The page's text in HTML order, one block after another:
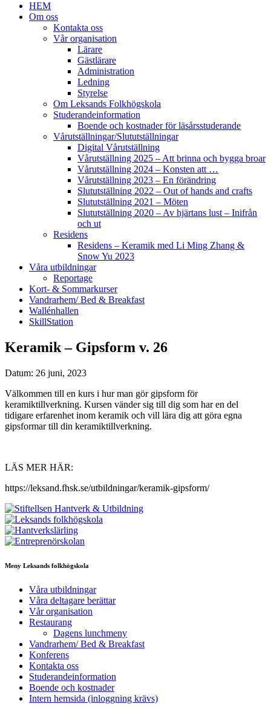
HEM
Om oss
Kontakta oss
Vår organisation
Lärare
Gästlärare
Administration
Ledning
Styrelse
Om Leksands Folkhögskola
Studerandeinformation
Boende och kostnader för läsårsstuderande
Vårutställningar/Slututställningar
Digital Vårutställning
Vårutställning 2025 – Att brinna och bygga broar
Vårutställning 2024 – Konsten att …
Vårutställning 2023 – En förändring
Slututställning 2022 – Out of hands and crafts
Slututställning 2021 – Möten
Slututställning 2020 – Av hjärtans lust – Inifrån
och ut
Residens
Residens – Keramik med Li Ming Zhang &
Snow Yu 2023
Våra utbildningar
Reportage
Kort- & Sommarkurser
Vandrarhem/ Bed & Breakfast
Wallénhallen
SkillStation
Keramik – Gipsform v. 26
Datum: 26 juni, 2023
Välkommen till en kurs i hur man gör gipsform för
keramiktillverkning. Kursen vänder sig till dig som har en del
tidigare erfarenhet inom keramik och vill lära dig att göra egna
gipsformar till din keramiktillverkning.
LÄS MER HÄR:
https://leksand.fhsk.se/utbildningar/keramik-gipsform/
Meny Leksands folkhögskola
Våra utbildningar
Våra deltagare berättar
Vår organisation
Restaurang
Dagens lunchmeny
Vandrarhem/ Bed & Breakfast
Konferens
Kontakta oss
Studerandeinformation
Boende och kostnader
Intern hemsida (inloggning krävs)